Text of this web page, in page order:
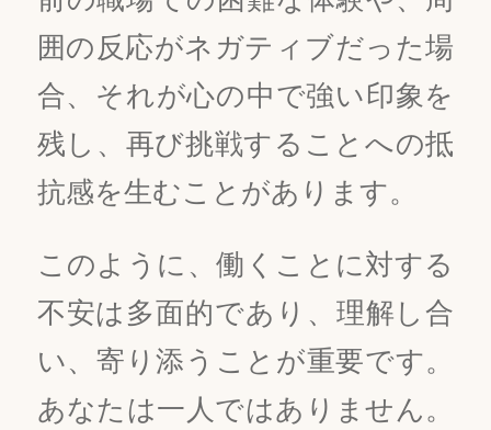
囲の反応がネガティブだった場
合、それが心の中で強い印象を
残し、再び挑戦することへの抵
抗感を生むことがあります。
このように、働くことに対する
不安は多面的であり、理解し合
い、寄り添うことが重要です。
あなたは一人ではありません。